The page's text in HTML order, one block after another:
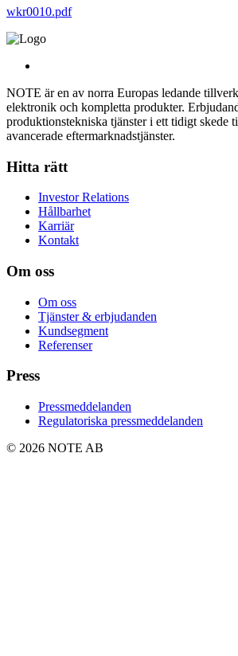
wkr0010.pdf
NOTE är en av norra Europas ledande
elektronik och kompletta produkter.
produktionstekniska tjänster i ett tidigt skede
avancerade eftermarknadstjänster.
Hitta rätt
Investor Relations
Hållbarhet
Karriär
Kontakt
Om oss
Om oss
Tjänster & erbjudanden
Kundsegment
Referenser
Press
Pressmeddelanden
Regulatoriska pressmeddelanden
© 2026 NOTE AB